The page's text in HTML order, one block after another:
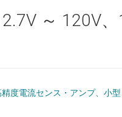
エゾ
マイコン
ョン アンプデジタル電力モニタ
～ 120V
度電流センス・アンプ、小